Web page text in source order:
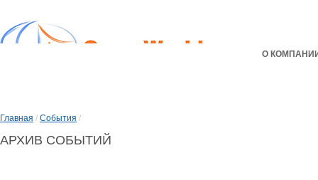
О
Главная / События /
АРХИВ СОБЫТИЙ